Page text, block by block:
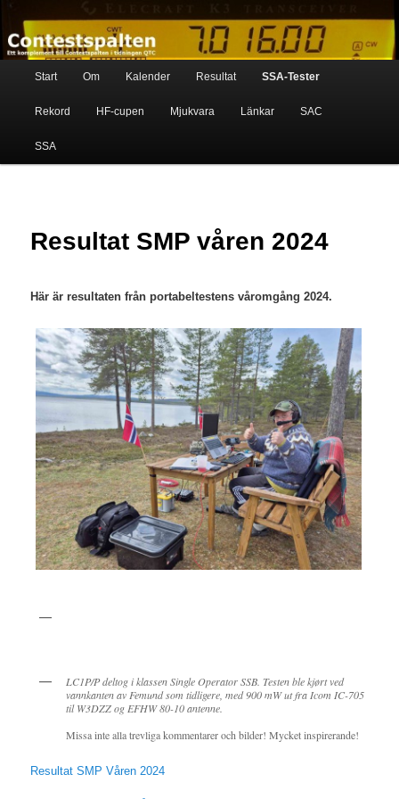
Skip
primary
content
Contestspalten
Start Om Kalender Resultat SSA-Tester
Rekord HF-cupen Mjukvara Länkar SAC
SSA
Resultat SMP våren 2024
Här är resultaten från portabeltestens våromgång 2024.
LC1P/P deltog i klassen Single Operator SSB. Testen ble kjørt ved
vannkanten av Femund som tidligere, med 900 mW ut fra Icom IC-705
til W3DZZ og EFHW 80-10 antenne.
Missa inte alla trevliga kommentarer och bilder! Mycket inspirerande!
Resultat SMP Våren 2024